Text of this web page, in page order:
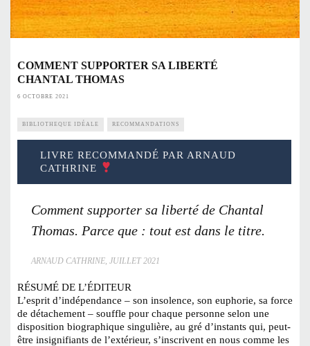
COMMENT SUPPORTER SA LIBERTÉ
CHANTAL THOMAS
6 OCTOBRE 2021
BIBLIOTHEQUE IDÉALE RECOMMANDATIONS
LIVRE RECOMMANDÉ PAR ARNAUD
CATHRINE
Comment supporter sa liberté de Chantal
Thomas. Parce que : tout est dans le titre.
ARNAUD CATHRINE, JUILLET 2021
RÉSUMÉ DE L’ÉDITEUR
L’esprit d’indépendance – son insolence, son euphorie, sa force
de détachement – souffle pour chaque personne selon une
disposition biographique singulière, au gré d’instants qui, peut-
être insignifiants de l’extérieur, s’inscrivent en nous comme les